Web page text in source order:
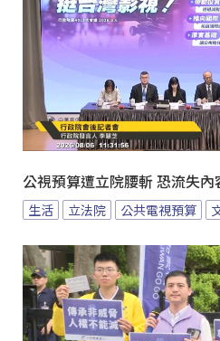
公視預算遭立院腰斬 恐流失內
生活 立法院 公共電視預算